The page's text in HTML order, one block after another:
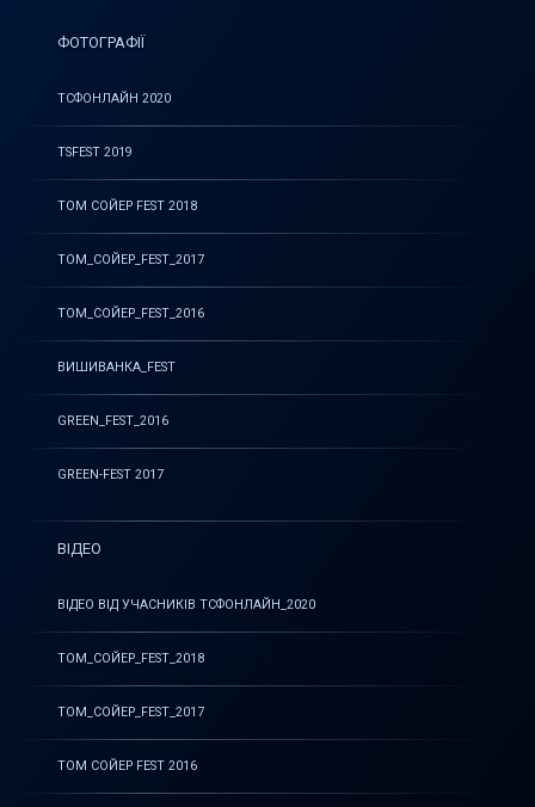
ФОТОГРАФІЇ
ТСФОНЛАЙН 2020
TSFEST 2019
ТОМ СОЙЕР FEST 2018
ТОМ_СОЙЕР_FEST_2017
ТОМ_СОЙЕР_FEST_2016
ВИШИВАНКА_FEST
GREEN_FEST_2016
GREEN-FEST 2017
ВІДЕО
ВІДЕО ВІД УЧАСНИКІВ ТСФОНЛАЙН_2020
ТОМ_СОЙЕР_FEST_2018
ТОМ_СОЙЕР_FEST_2017
ТОМ СОЙЕР FEST 2016